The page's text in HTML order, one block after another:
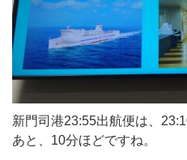
新門司港23:55出航便は、
あと、10分ほどですね。